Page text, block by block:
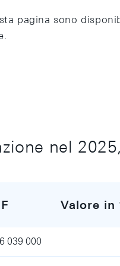
pagina sono
nel
Valore in
039 000